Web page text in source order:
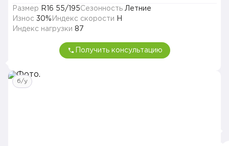
Размер R16 55/195Сезонность Летние
Износ 30% Индекс скорости
H
Индекс нагрузки 87
Получить консультацию
б/у